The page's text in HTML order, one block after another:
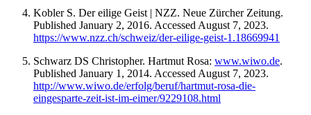
Kobler S. Der eilige Geist | NZZ. Neue Zürcher Zeitung.
Published January 2, 2016. Accessed August 7, 2023.
https://www.nzz.ch/schweiz/der-eilige-geist-1.18669941
Schwarz DS Christopher. Hartmut Rosa: www.wiwo.de.
Published January 1, 2014. Accessed August 7, 2023.
http://www.wiwo.de/erfolg/beruf/hartmut-rosa-die-
eingesparte-zeit-ist-im-eimer/9229108.html